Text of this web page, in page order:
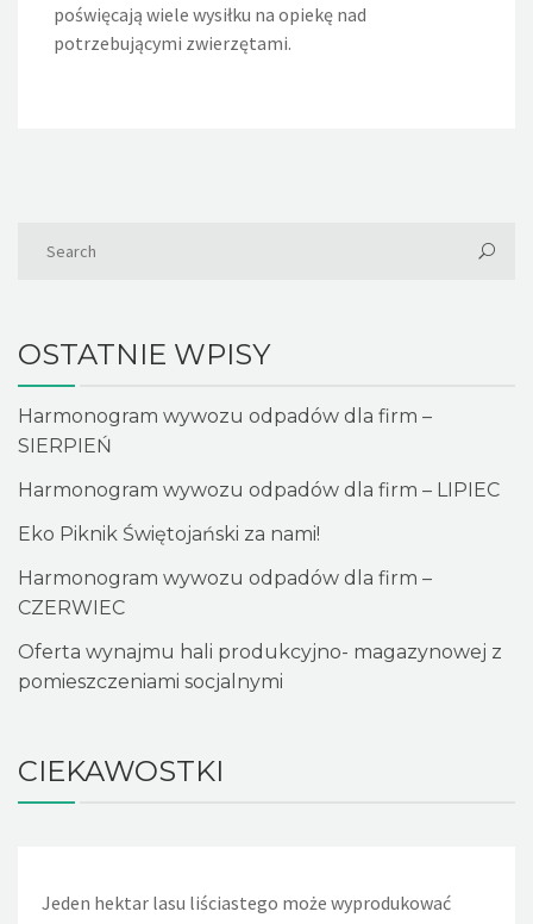
poświęcają wiele wysiłku na opiekę nad
potrzebującymi zwierzętami.
OSTATNIE WPISY
Harmonogram wywozu odpadów dla firm –
SIERPIEŃ
Harmonogram wywozu odpadów dla firm – LIPIEC
Eko Piknik Świętojański za nami!
Harmonogram wywozu odpadów dla firm –
CZERWIEC
Oferta wynajmu hali produkcyjno- magazynowej z
pomieszczeniami socjalnymi
CIEKAWOSTKI
Jeden hektar lasu liściastego może wyprodukować
Jeden nieszczelny, lekko kapiący kran powoduje, że w